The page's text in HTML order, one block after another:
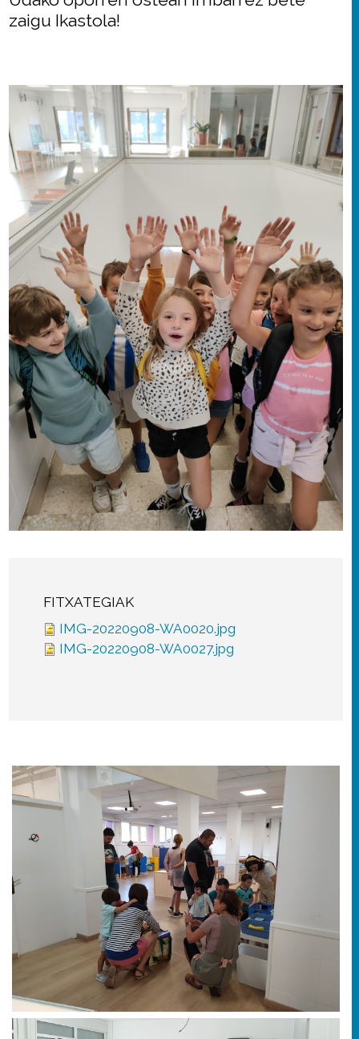
zaigu Ikastola!
FITXATEGIAK
IMG-20220908-WA0020.jpg
IMG-20220908-WA0027.jpg